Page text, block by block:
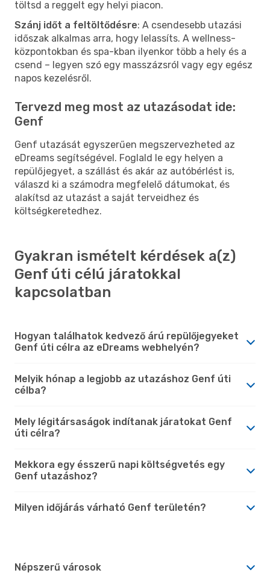
töltsd a reggelt egy helyi piacon.
Szánj időt a feltöltődésre: A csendesebb utazási
időszak alkalmas arra, hogy lelassíts. A wellness-
központokban és spa-kban ilyenkor több a hely és a
csend – legyen szó egy masszázsról vagy egy egész
napos kezelésről.
Tervezd meg most az utazásodat ide:
Genf
Genf utazását egyszerűen megszervezheted az
eDreams segítségével. Foglald le egy helyen a
repülőjegyet, a szállást és akár az autóbérlést is,
válaszd ki a számodra megfelelő dátumokat, és
alakítsd az utazást a saját terveidhez és
költségkeretedhez.
Gyakran ismételt kérdések a(z)
Genf úti célú járatokkal
kapcsolatban
Hogyan találhatok kedvező árú repülőjegyeket
Genf úti célra az eDreams webhelyén?
Melyik hónap a legjobb az utazáshoz Genf úti
célba?
Mely légitársaságok indítanak járatokat Genf
úti célra?
Mekkora egy ésszerű napi költségvetés egy
Genf utazáshoz?
Milyen időjárás várható Genf területén?
Népszerű városok